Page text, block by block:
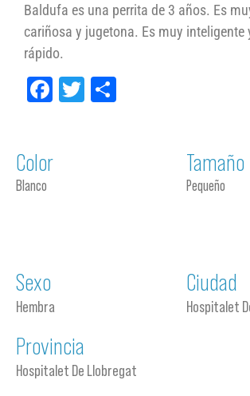
Baldufa es una perrita de 3 años. Es
cariñosa y jugetona. Es muy inteligente
rápido.
Facebook
Twitter
Color
Blanco
Tamaño
Pequeño
Sexo
Hembra
Ciudad
Hospitalet
Provincia
Hospitalet De Llobregat